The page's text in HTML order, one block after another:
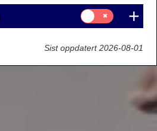
Samtykke
til:
Markedsføring
Sist oppdatert 2026-08-01